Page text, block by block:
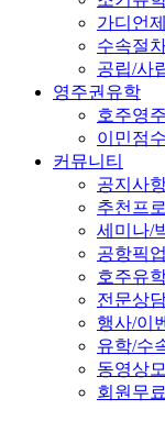
가디언
수속절
공립/사
영주권유학
호주영
이민점
커뮤니티
공지사
추천프
세미나/
공항픽
호주유
전문상
행사/이
유학/수
동영상
회원무